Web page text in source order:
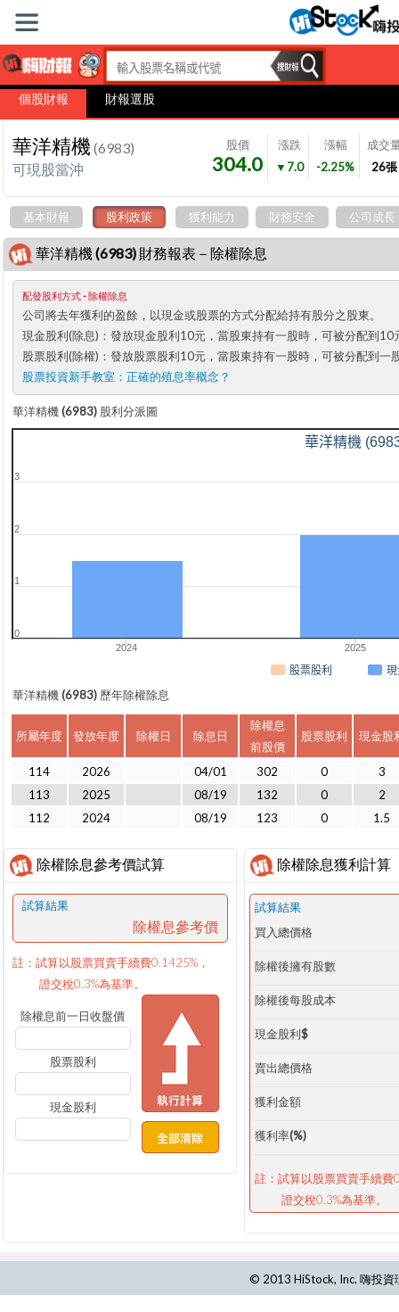
個股財報 財報選股
華洋精機 (6983)
可現股當沖
股價
304.0
漲跌
▼7.0
漲幅
-2.25%
成交
26張
基本財報 股利政策 獲利能力 財務安全 公司成長
華洋精機 (6983) 財務報表－除權除息
配發股利方式 - 除權除息
公司將去年獲利的盈餘，以現金或股票的方式分配給持有股分之股東。
現金股利(除息)：發放現金股利10元，當股東持有一股時，可被分配到10
股票股利(除權)：發放股票股利10元，當股東持有一股時，可被分配到一
股票投資新手教室： 正確的殖息率概念？
華洋精機 (6983) 股利分派圖
華洋精機
股票股利
2024 2025
0
1
2
3
華洋精機 (6983) 歷年除權除息
所屬年度 發放年度 除權日 除息日
除權息
前股價
股票股利 現金股
114 2026 04/01 302 0
3
113
2025 08/19 132 0
2
112
2024 08/19 123 0 1.5
除權除息參考價試算
試算結果
除權息參考價
註：試算以股票買賣手續費0.1425%，
證交稅0.3%為基準。
除權息前一日收盤價
股票股利
現金股利
除權除息獲利計算
試算結果
買入總價格
除權後擁有股數
除權後每股成本
現金股利$
賣出總價格
獲利金額
獲利率(%)
註：試算以股票買賣手續費
證交稅0.3%為基準。
© 2013 HiStock, Inc. 嗨投資